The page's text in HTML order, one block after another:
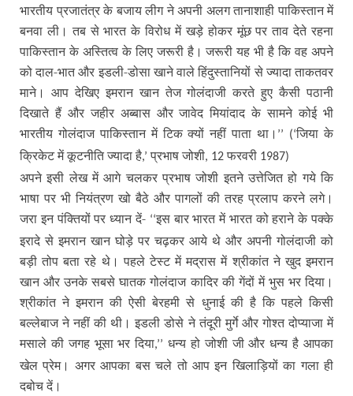
भारतीय प्रजातंत्र के बजाय लीग ने अपनी अलग तानाशाही पाकिस्तान में
बनवा ली। तब से भारत के विरोध में खड़े होकर मूंछ पर ताव देते रहना
पाकिस्तान के अस्तित्व के लिए जरूरी है। जरूरी यह भी है कि वह अपने
को दाल-भात और इडली-डोसा खाने वाले हिंदुस्तानियों से ज्यादा ताकतवर
माने। आप देखिए इमरान खान तेज गोलंदाजी करते हुए कैसी पठानी
दिखाते हैं और जहीर अब्बास और जावेद मियांदाद के सामने कोई भी
भारतीय गोलंदाज पाकिस्तान में टिक क्यों नहीं पाता था। ’’ (‘जिया के
क्रिकेट में कूटनीति ज्यादा है,’प्रभाष जोशी, 12फरवरी 1987)
अपने इसी लेख में आगे चलकर प्रभाष जोशी इतने उत्तेजित हो गये कि
भाषा पर भी नियंत्रण खो बैठे और पागलों की तरह प्रलाप करने लगे।
जरा इन पंक्तियों पर ध्यान दें- ‘‘इस बार भारत में भारत को हराने के पक्के
इरादे से इमरान खान घोड़े पर चढ़कर आये थे और अपनी गोलंदाजी को
बड़ी तोप बता रहे थे। पहले टेस्ट में मद्रास में श्रीकांत ने खुद इमरान
खान और उनके सबसे घातक गोलंदाज कादिर की गेंदों में भुस भर दिया।
श्रीकांत ने इमरान की ऐसी बेरहमी से धुनाई की है कि पहले किसी
बल्लेबाज ने नहीं की थी। इडली डोसे ने तंदूरी मुर्गे और गोश्त दोप्याजा में
मसाले की जगह भूसा भर दिया,’’धन्य हो जोशी जी और धन्य है आपका
खेल प्रेम। अगर आपका बस चले तो आप इन खिलाड़ियों का गला ही
दबोच दें।